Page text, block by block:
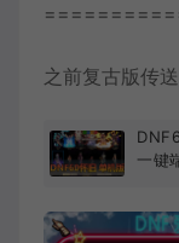
之前复古版传
一键